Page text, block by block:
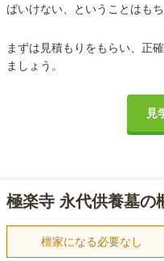
ばいけない、ということはも
まずは見積もりをもらい、正
ましょう。
見
極楽寺 永代供養墓の
檀家になる必要なし